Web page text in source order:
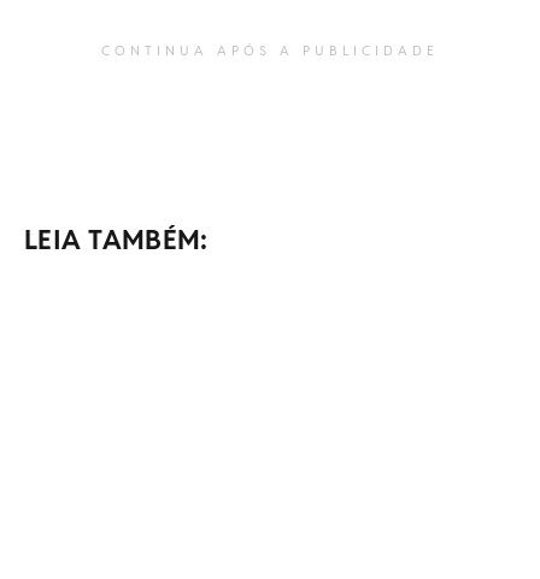
CONTINUA APÓS A PUBLICIDADE
LEIA TAMBÉM: